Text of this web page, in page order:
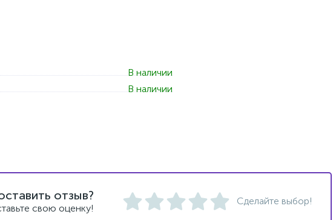
В наличии
В наличии
отзыв?
свою оценку!
Сделайте выбор!